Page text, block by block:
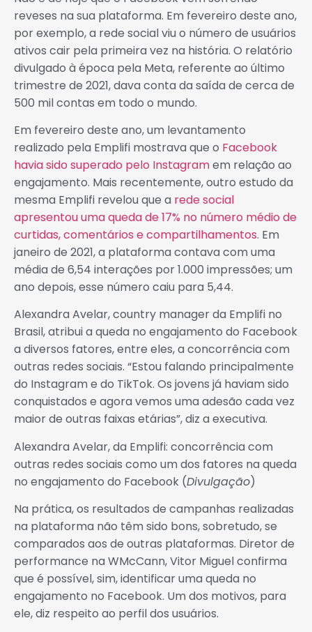
reveses na sua plataforma. Em fevereiro deste ano,
por exemplo, a rede social viu o número de usuários
ativos cair pela primeira vez na história. O relatório
divulgado à época pela Meta, referente ao último
trimestre de 2021, dava conta da saída de cerca de
500 mil contas em todo o mundo.
Em fevereiro deste ano, um levantamento
realizado pela Emplifi mostrava que o Facebook
havia sido superado pelo Instagramem relação ao
engajamento. Mais recentemente, outro estudo da
mesma Emplifi revelou que a rede social
apresentou uma queda de 17% no número médio de
curtidas, comentários e compartilhamentos. Em
janeiro de 2021, a plataforma contava com uma
média de 6,54 interações por 1.000 impressões; um
ano depois, esse número caiu para 5,44.
Alexandra Avelar, country manager da Emplifi no
Brasil, atribui a queda no engajamento do Facebook
a diversos fatores, entre eles, a concorrência com
outras redes sociais. “Estou falando principalmente
do Instagram e do TikTok. Os jovens já haviam sido
conquistados e agora vemos uma adesão cada vez
maior de outras faixas etárias”, diz a executiva.
Alexandra Avelar, da Emplifi: concorrência com
outras redes sociais como um dos fatores na queda
no engajamento do Facebook (Divulgação)
Na prática, os resultados de campanhas realizadas
na plataforma não têm sido bons, sobretudo, se
comparados aos de outras plataformas. Diretor de
performance na WMcCann, Vitor Miguel confirma
que é possível, sim, identificar uma queda no
engajamento no Facebook. Um dos motivos, para
ele, diz respeito ao perfil dos usuários.